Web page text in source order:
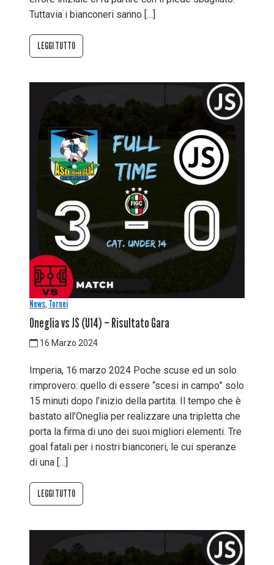
Tuttavia i bianconeri sanno […]
LEGGI TUTTO
News,Tornei
Oneglia vs JS (U14) – Risultato Gara
16 Marzo 2024
Imperia, 16 marzo 2024 Poche scuse ed un solo
rimprovero: quello di essere “scesi in campo” solo
15 minuti dopo l’inizio della partita. Il tempo che è
bastato all’Oneglia per realizzare una tripletta che
porta la firma di uno dei suoi migliori elementi. Tre
goal fatali per i nostri bianconeri, le cui speranze
di una […]
LEGGI TUTTO